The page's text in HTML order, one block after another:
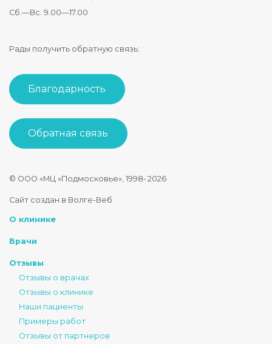
Сб.—Вс. 9.00—17.00
Рады получить обратную связь:
Благодарность
Обратная связь
© ООО «МЦ «Подмосковье», 1998‑ 2026
Стоматология Подмосковье
+7 4852 74-45-45
Сайт создан в Волге-Веб
О клинике
Врачи
Отзывы
Отзывы о врачах
Отзывы о клинике
Наши пациенты
Примеры работ
Отзывы от партнеров